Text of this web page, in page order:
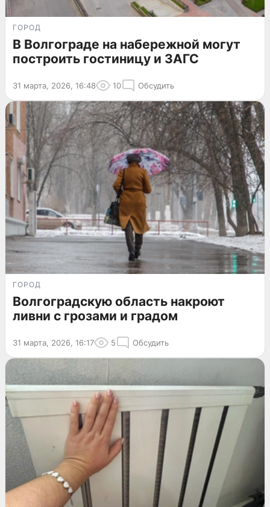
ГОРОД
В Волгограде на набережной могут
построить гостиницу и ЗАГС
31 марта, 2026, 16:48 10 Обсудить
ГОРОД
Волгоградскую область накроют
ливни с грозами и градом
31 марта, 2026, 16:17 5 Обсудить